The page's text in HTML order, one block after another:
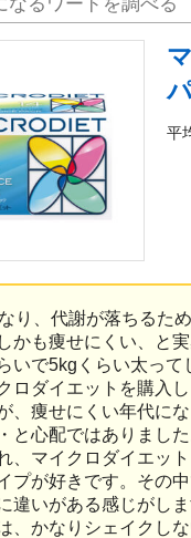
平
り、代謝が落ちるた
かも痩せにくい、と
いで5kgくらい太って
ロダイエットを購入
、痩せにくい年代に
と心配ではありまし
、マイクロダイエッ
プが好きです。その
違いがある感じがし
、かなりシェイクし